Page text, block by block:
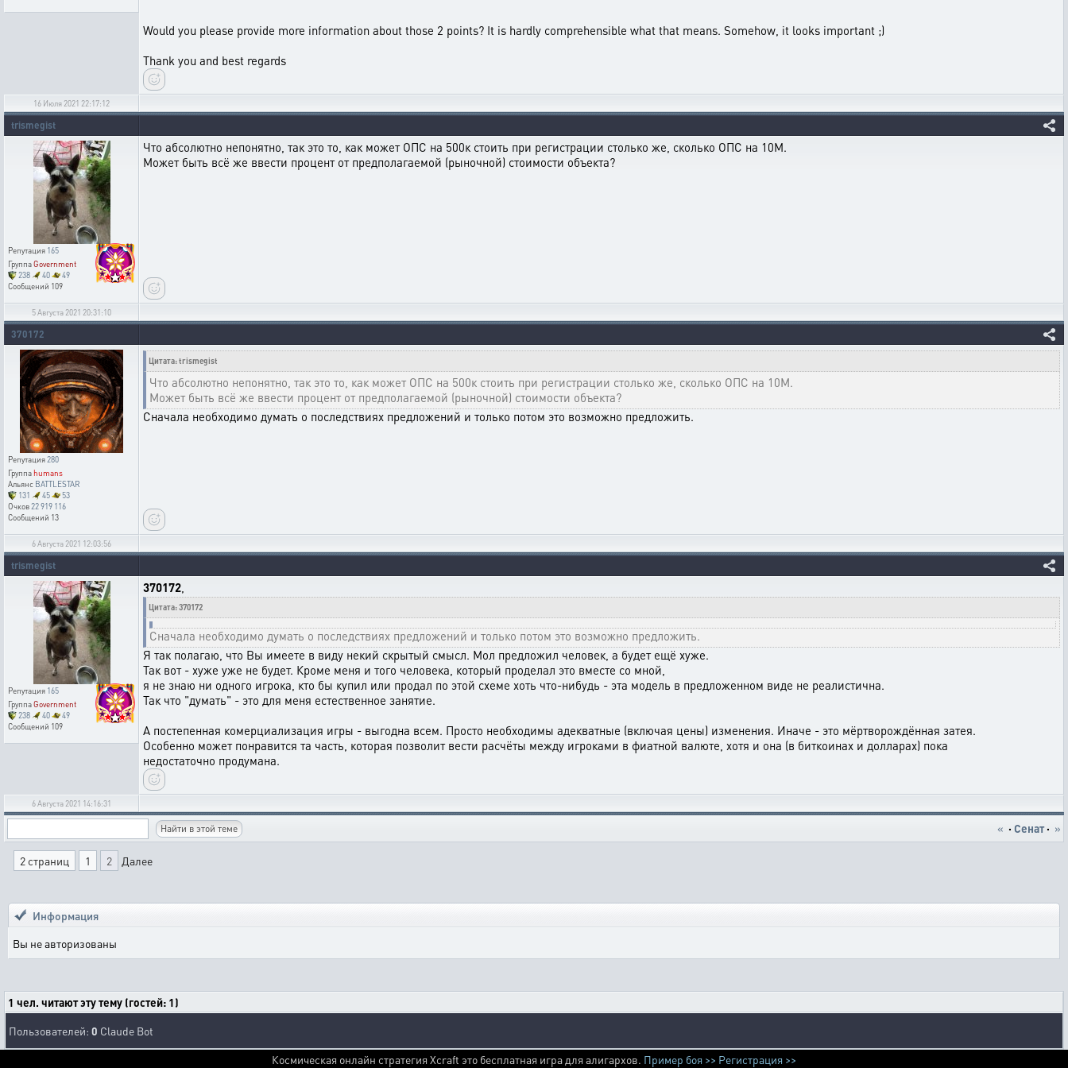
Would you please provide more information about those 2 points? It is hardly comprehensible what that means. Somehow, it looks important ;)
Thank you and best regards
16 Июля 2021 22:17:12
trismegist
Репутация 165
ГруппаGovernment
238
40
49
Сообщений 109
Что абсолютно непонятно, так это то, как может ОПС на 500к стоить при регистрации столько же, сколько ОПС на 10М.
Может быть всё же ввести процент от предполагаемой (рыночной) стоимости объекта?
5 Августа 2021 20:31:10
370172
Репутация280
Группаhumans
Альянс BATTLESTAR
131
45
53
Очков22 919 116
Сообщений 13
Цитата: trismegist
Что абсолютно непонятно, так это то, как может ОПС на 500к стоить при регистрации столько же, сколько ОПС на 10М.
Может быть всё же ввести процент от предполагаемой (рыночной) стоимости объекта?
Сначала необходимо думать о последствиях предложений и только потом это возможно предложить.
6 Августа 2021 12:03:56
trismegist
Репутация 165
ГруппаGovernment
238
40
49
Сообщений 109
370172,
Цитата: 370172
Сначала необходимо думать о последствиях предложений и только потом это возможно предложить.
Я так полагаю, что Вы имеете в виду некий скрытый смысл. Мол предложил человек, а будет ещё хуже.
Так вот - хуже уже не будет. Кроме меня и того человека, который проделал это вместе со мной,
я не знаю ни одного игрока, кто бы купил или продал по этой схеме хоть что-нибудь - эта модель в предложенном виде не реалистична.
Так что "думать" - это для меня естественное занятие.
А постепенная комерциализация игры - выгодна всем. Просто необходимы адекватные (включая цены) изменения. Иначе - это мёртворождённая затея.
Особенно может понравится та часть, которая позволит вести расчёты между игроками в фиатной валюте, хотя и она (в биткоинах и долларах) пока
недостаточно продумана.
6 Августа 2021 14:16:31
« · Сенат· »
2 страниц 1 2 Далее
Информация
Вы не авторизованы
1 чел. читают эту тему (гостей: 1)
Пользователей: 0 Claude Bot
Космическая онлайн стратегия Xcraft это бесплатная игра для алигархов. Пример боя >> Регистрация >>